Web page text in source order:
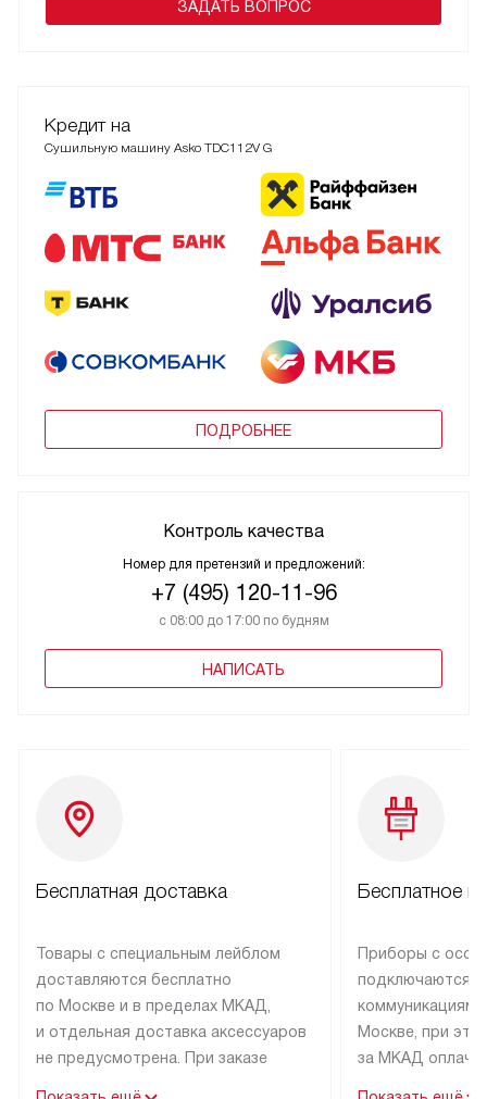
ЗАДАТЬ ВОПРОС
Кредит на
Сушильную машину Asko TDC112V G
ПОДРОБНЕЕ
Контроль качества
Номер для претензий и предложений:
+7 (495) 120-11-96
с 08:00 до 17:00 по будням
НАПИСАТЬ
Бесплатная доставка
Товары с специальным лейблом
доставляются бесплатно
по Москве и в пределах МКАД,
и отдельная доставка аксессуаров
не предусмотрена. При заказе
Бесплатное
Приборы с
подключаются к
коммуникациям
Москве, при
за МКАД